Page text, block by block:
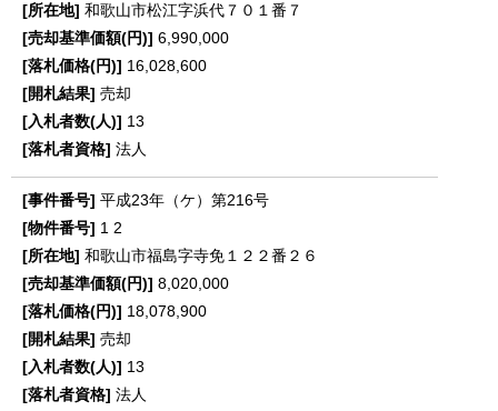
和歌山市松江字浜代７０１番７
6,990,000
16,028,600
売却
13
法人
平成23年（ケ）第216号
1 2
和歌山市福島字寺免１２２番２６
8,020,000
18,078,900
売却
13
法人